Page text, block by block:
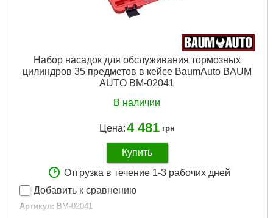
Набор насадок для обслуживания тормозных
цилиндров 35 предметов в кейсе BaumAuto BAUM
AUTO BM-02041
В наличии
Цена:4 481 грн
Купить
Отгрузка в течение 1-3 рабочих дней
Добавить к сравнению
Артикул: BM-02041